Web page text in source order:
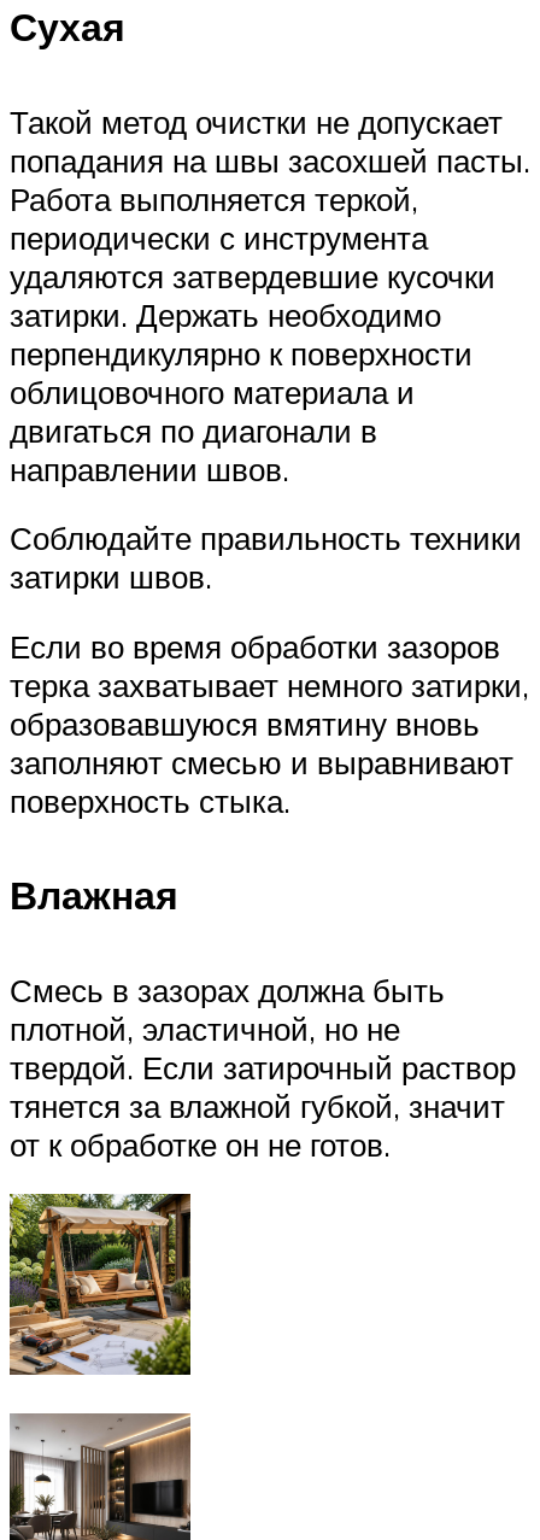
Сухая
Такой метод очистки не допускает
попадания на швы засохшей пасты.
Работа выполняется теркой,
периодически с инструмента
удаляются затвердевшие кусочки
затирки. Держать необходимо
перпендикулярно к поверхности
облицовочного материала и
двигаться по диагонали в
направлении швов.
Соблюдайте правильность техники
затирки швов.
Если во время обработки зазоров
терка захватывает немного затирки,
образовавшуюся вмятину вновь
заполняют смесью и выравнивают
поверхность стыка.
Влажная
Смесь в зазорах должна быть
плотной, эластичной, но не
твердой. Если затирочный раствор
тянется за влажной губкой, значит
от к обработке он не готов.